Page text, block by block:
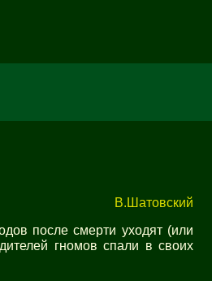
В.Шатовский
после смерти уходят (или
гномов спали в своих